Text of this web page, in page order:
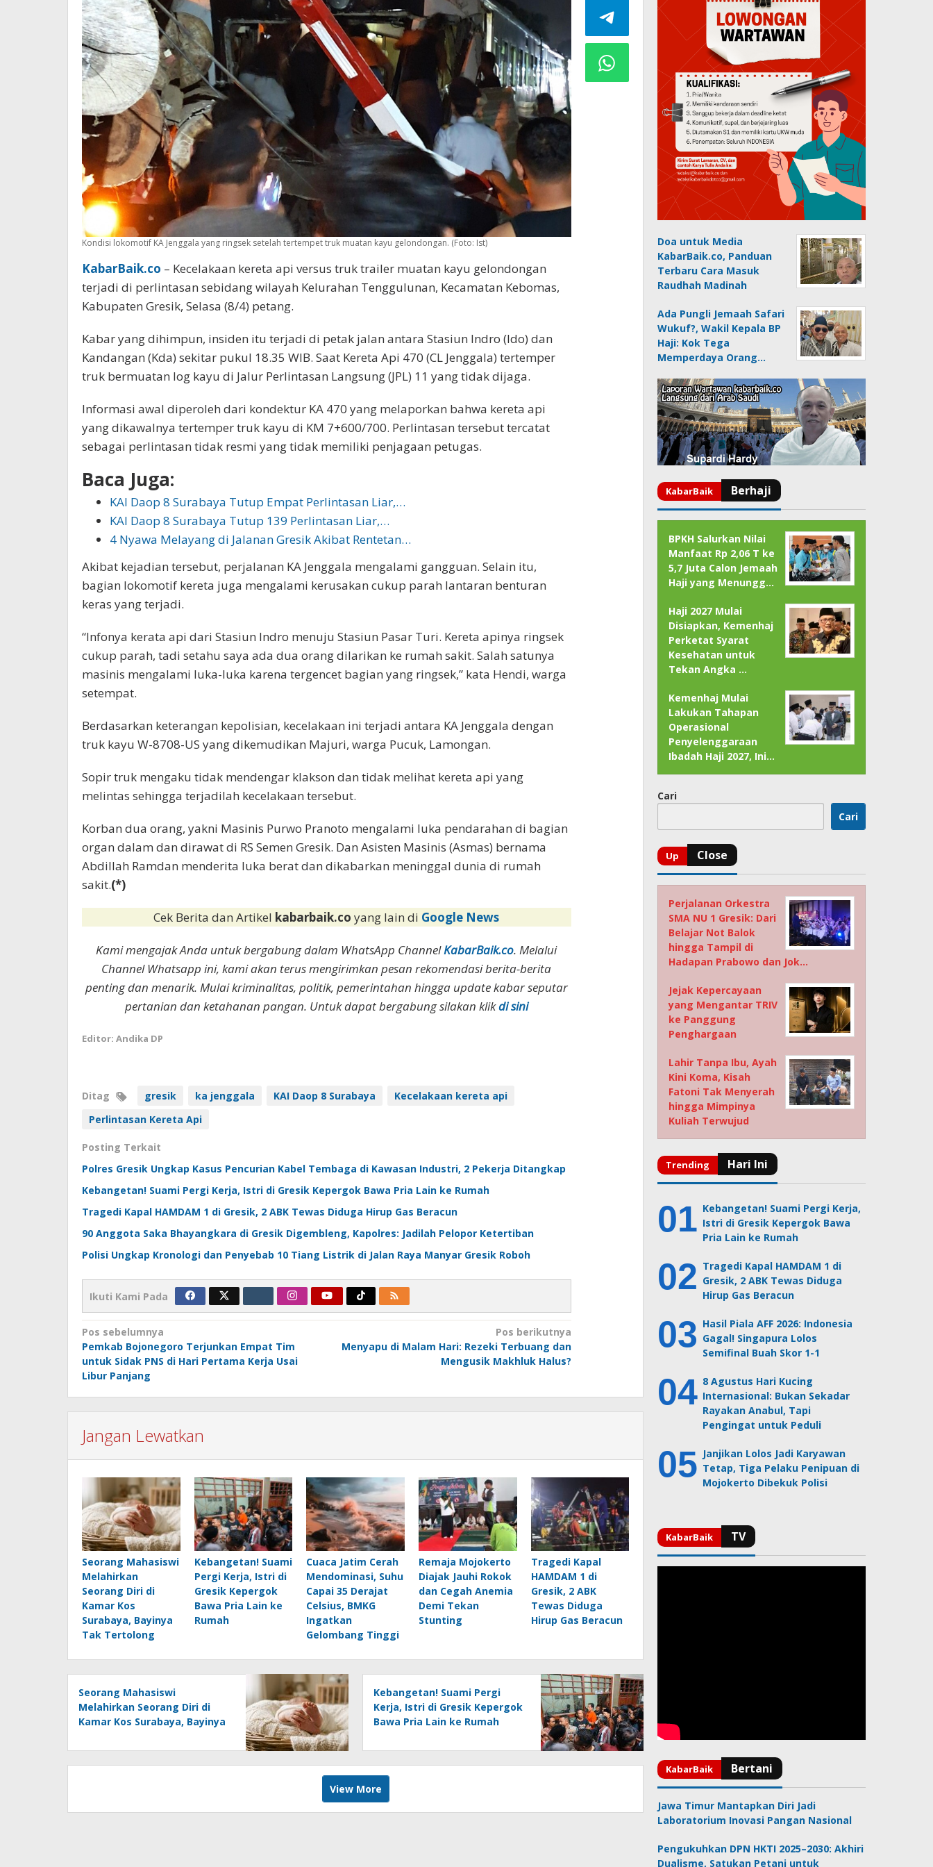
Kondisi lokomotif KA Jenggala yang ringsek setelah tertempet truk muatan kayu gelondongan. (Foto: Ist)
KabarBaik.co – Kecelakaan kereta api versus truk trailer muatan kayu gelondongan
terjadi di perlintasan sebidang wilayah Kelurahan Tenggulunan, Kecamatan Kebomas,
Kabupaten Gresik, Selasa (8/4) petang.
Kabar yang dihimpun, insiden itu terjadi di petak jalan antara Stasiun Indro (Ido) dan
Kandangan (Kda) sekitar pukul 18.35 WIB. Saat Kereta Api 470 (CL Jenggala) tertemper
truk bermuatan log kayu di Jalur Perlintasan Langsung (JPL) 11 yang tidak dijaga.
Informasi awal diperoleh dari kondektur KA 470 yang melaporkan bahwa kereta api
yang dikawalnya tertemper truk kayu di KM 7+600/700. Perlintasan tersebut tercatat
sebagai perlintasan tidak resmi yang tidak memiliki penjagaan petugas.
Baca Juga:
KAI Daop 8 Surabaya Tutup Empat Perlintasan Liar,…
KAI Daop 8 Surabaya Tutup 139 Perlintasan Liar,…
4 Nyawa Melayang di Jalanan Gresik Akibat Rentetan…
Akibat kejadian tersebut, perjalanan KA Jenggala mengalami gangguan. Selain itu,
bagian lokomotif kereta juga mengalami kerusakan cukup parah lantaran benturan
keras yang terjadi.
“Infonya kerata api dari Stasiun Indro menuju Stasiun Pasar Turi. Kereta apinya ringsek
cukup parah, tadi setahu saya ada dua orang dilarikan ke rumah sakit. Salah satunya
masinis mengalami luka-luka karena tergencet bagian yang ringsek,” kata Hendi, warga
setempat.
Berdasarkan keterangan kepolisian, kecelakaan ini terjadi antara KA Jenggala dengan
truk kayu W-8708-US yang dikemudikan Majuri, warga Pucuk, Lamongan.
Sopir truk mengaku tidak mendengar klakson dan tidak melihat kereta api yang
melintas sehingga terjadilah kecelakaan tersebut.
Korban dua orang, yakni Masinis Purwo Pranoto mengalami luka pendarahan di bagian
organ dalam dan dirawat di RS Semen Gresik. Dan Asisten Masinis (Asmas) bernama
Abdillah Ramdan menderita luka berat dan dikabarkan meninggal dunia di rumah
sakit.(*)
Cek Berita dan Artikel kabarbaik.coyang lain di Google News
Kami mengajak Anda untuk bergabung dalam WhatsApp ChannelKabarBaik.co. Melalui
Channel Whatsapp ini, kami akan terus mengirimkan pesan rekomendasi berita-berita
penting dan menarik. Mulai kriminalitas, politik, pemerintahan hingga update kabar seputar
pertanian dan ketahanan pangan. Untuk dapat bergabung silakan klikdi sini
Editor: Andika DP
Ditag gresik ka jenggala KAI Daop 8 Surabaya
Kecelakaan kereta api
Perlintasan Kereta Api
Posting Terkait
Polres Gresik Ungkap Kasus Pencurian Kabel Tembaga di Kawasan Industri, 2 Pekerja Ditangkap
Kebangetan! Suami Pergi Kerja, Istri di Gresik Kepergok Bawa Pria Lain ke Rumah
Tragedi Kapal HAMDAM 1 di Gresik, 2 ABK Tewas Diduga Hirup Gas Beracun
90 Anggota Saka Bhayangkara di Gresik Digembleng, Kapolres: Jadilah Pelopor Ketertiban
Polisi Ungkap Kronologi dan Penyebab 10 Tiang Listrik di Jalan Raya Manyar Gresik Roboh
Ikuti Kami Pada
Navigasi
pos
Pos sebelumnya
Pemkab Bojonegoro Terjunkan Empat Tim
untuk Sidak PNS di Hari Pertama Kerja Usai
Libur Panjang
Pos berikutnya
Menyapu di Malam Hari: Rezeki Terbuang dan
Mengusik Makhluk Halus?
Jangan Lewatkan
Seorang Mahasiswi
Melahirkan
Seorang Diri di
Kamar Kos
Surabaya, Bayinya
Tak Tertolong
Kebangetan! Suami
Pergi Kerja, Istri di
Gresik Kepergok
Bawa Pria Lain ke
Rumah
Cuaca Jatim Cerah
Mendominasi, Suhu
Capai 35 Derajat
Celsius, BMKG
Ingatkan
Gelombang Tinggi
Remaja Mojokerto
Diajak Jauhi Rokok
dan Cegah Anemia
Demi Tekan
Stunting
Tragedi Kapal
HAMDAM 1 di
Gresik, 2 ABK
Tewas Diduga
Hirup Gas Beracun
Seorang Mahasiswi
Melahirkan Seorang Diri di
Kamar Kos Surabaya, Bayinya
Kebangetan! Suami Pergi
Kerja, Istri di Gresik Kepergok
Bawa Pria Lain ke Rumah
View More
Doa untuk Media
KabarBaik.co, Panduan
Terbaru Cara Masuk
Raudhah Madinah
Ada Pungli Jemaah Safari
Wukuf?, Wakil Kepala BP
Haji: Kok Tega
Memperdaya Orang…
BPKH Salurkan Nilai
Manfaat Rp 2,06 T ke
5,7 Juta Calon Jemaah
Haji yang Menungg…
Haji 2027 Mulai
Disiapkan, Kemenhaj
Perketat Syarat
Kesehatan untuk
Tekan Angka …
Kemenhaj Mulai
Lakukan Tahapan
Operasional
Penyelenggaraan
Ibadah Haji 2027, Ini…
Cari
Cari
Perjalanan Orkestra
SMA NU 1 Gresik: Dari
Belajar Not Balok
hingga Tampil di
Hadapan Prabowo dan Jok…
Jejak Kepercayaan
yang Mengantar TRIV
ke Panggung
Penghargaan
Lahir Tanpa Ibu, Ayah
Kini Koma, Kisah
Fatoni Tak Menyerah
hingga Mimpinya
Kuliah Terwujud
Kebangetan! Suami Pergi Kerja,
Istri di Gresik Kepergok Bawa
Pria Lain ke Rumah
Tragedi Kapal HAMDAM 1 di
Gresik, 2 ABK Tewas Diduga
Hirup Gas Beracun
Hasil Piala AFF 2026: Indonesia
Gagal! Singapura Lolos
Semifinal Buah Skor 1-1
8 Agustus Hari Kucing
Internasional: Bukan Sekadar
Rayakan Anabul, Tapi
Pengingat untuk Peduli
Janjikan Lolos Jadi Karyawan
Tetap, Tiga Pelaku Penipuan di
Mojokerto Dibekuk Polisi
Jawa Timur Mantapkan Diri Jadi
Laboratorium Inovasi Pangan Nasional
Pengukuhkan DPN HKTI 2025–2030: Akhiri
Dualisme, Satukan Petani untuk